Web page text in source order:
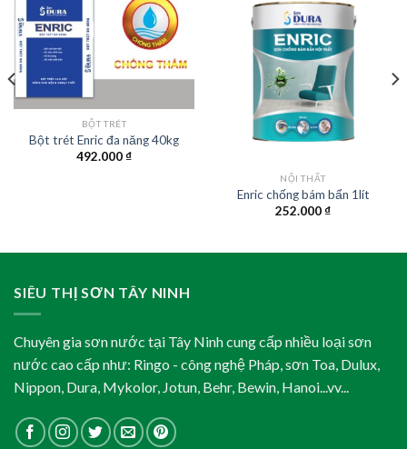
BỘT TRÉT
Bột trét Enric đa năng 40kg
492.000₫
NỘI THẤT
Enric chống bám bẩn 1lít
252.000₫
SIÊU THỊ SƠN TÂY NINH
Chuyên gia sơn nước tại Tây Ninh cung cấp nhiều loại sơn
nước cao cấp như: Ringo - công nghệ Pháp, sơn Toa, Dulux,
Nippon, Dura, Mykolor, Jotun, Behr, Bewin, Hanoi...vv...